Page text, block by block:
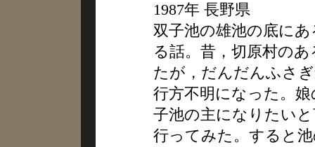
1987年 長野県
双子池の雄池の底に
る話。昔，切原村の
たが，だんだんふさ
行方不明になった。
子池の主になりたい
行ってみた。すると